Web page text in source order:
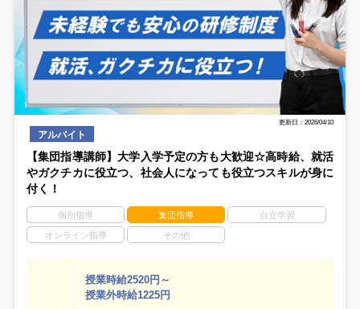
更新日：2026/04/10
アルバイト
【集団指導講師】大学入学予定の方も大歓迎☆高時給、就活
やガクチカに役立つ、社会人になっても役立つスキルが身に
付く！
個別指導 集団指導 自立学習
オンライン指導 その他
授業時給2520円～
授業外時給1225円